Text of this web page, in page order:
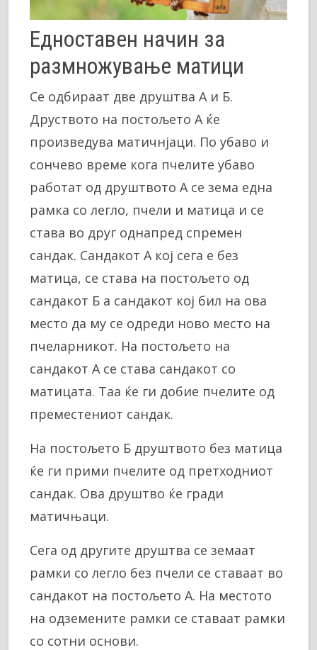
Едноставен начин за
размножување матици
Се одбираат две друштва А и Б.
Друството на постољето А ќе
произведува матичнјаци. По убаво и
сончево време кога пчелите убаво
работат од друштвото А се зема една
рамка со легло, пчели и матица и се
става во друг однапред спремен
сандак. Сандакот А кој сега е без
матица, се става на постољето од
сандакот Б а сандакот кој бил на ова
место да му се одреди ново место на
пчеларникот. На постољето на
сандакот А се става сандакот со
матицата. Таа ќе ги добие пчелите од
преместениот сандак.
На постољето Б друштвото без матица
ќе ги прими пчелите од претходниот
сандак. Ова друштво ќе гради
матичњаци.
Сега од другите друштва се земаат
рамки со легло без пчели се ставаат во
сандакот на постољето А. На местото
на одземените рамки се ставаат рамки
со сотни основи.